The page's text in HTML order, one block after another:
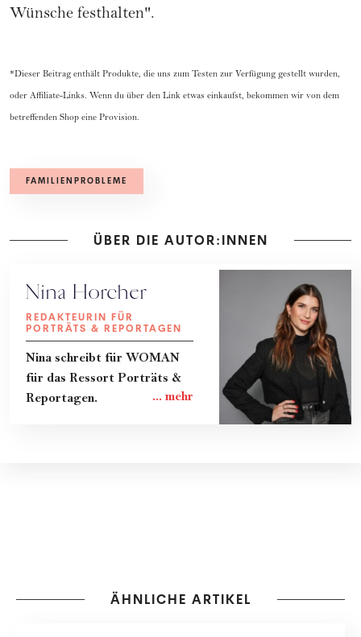
Wünsche festhalten".
*Dieser Beitrag enthält Produkte, die uns zum Testen zur Verfügung gestellt wurden,
oder Affiliate-Links. Wenn du über den Link etwas einkaufst, bekommen wir von dem
betreffenden Shop eine Provision.
FAMILIENPROBLEME
ÜBER DIE AUTOR:INNEN
Nina Horcher
REDAKTEURIN FÜR
PORTRÄTS & REPORTAGEN
Nina schreibt für WOMAN
für das Ressort Porträts &
Reportagen.
ÄHNLICHE ARTIKEL